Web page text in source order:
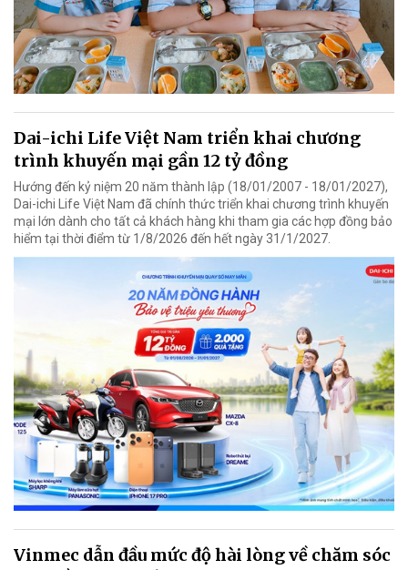
Dai-ichi Life Việt Nam triển khai chương
trình khuyến mại gần 12 tỷ đồng
Hướng đến kỷ niệm 20 năm thành lập (18/01/2007 - 18/01/2027),
Dai-ichi Life Việt Nam đã chính thức triển khai chương trình khuyến
mại lớn dành cho tất cả khách hàng khi tham gia các hợp đồng bảo
hiểm tại thời điểm từ 1/8/2026 đến hết ngày 31/1/2027.
Vinmec dẫn đầu mức độ hài lòng về chăm sóc